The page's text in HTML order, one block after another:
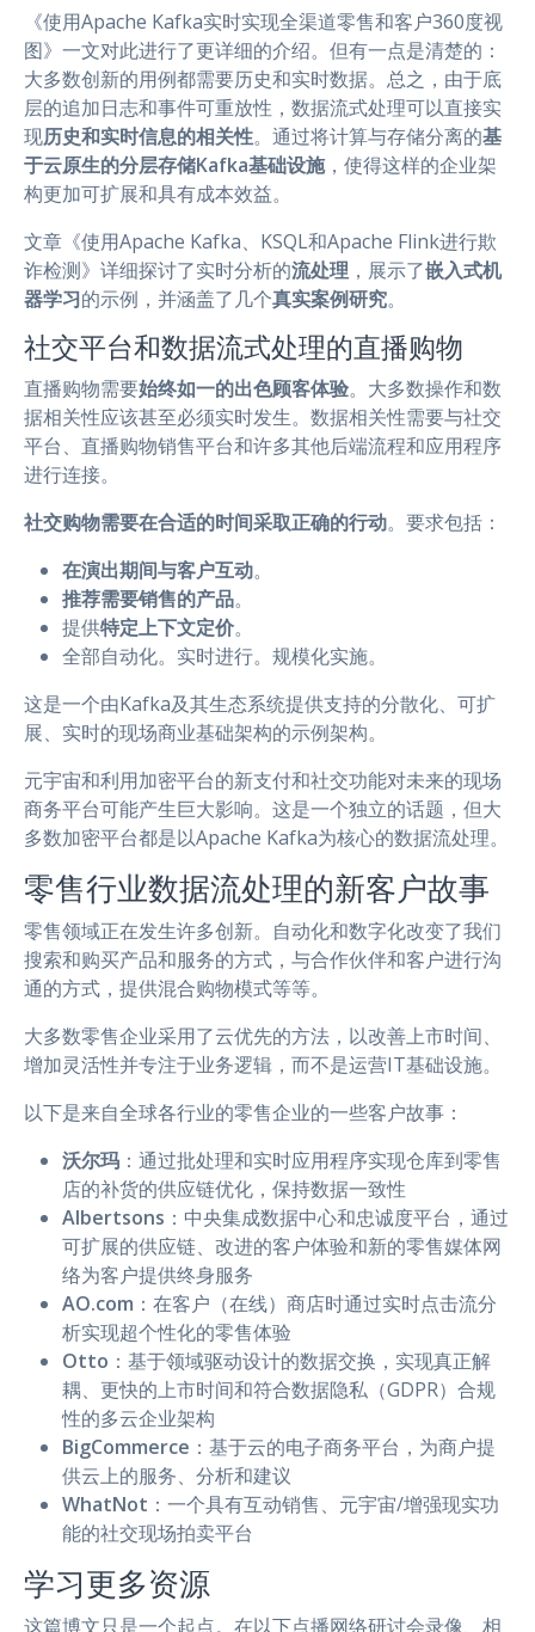
《使用Apache Kafka实时实现全渠道零售和客户360度视
图》一文对此进行了更详细的介绍。但有一点是清楚的：
大多数创新的用例都需要历史和实时数据。总之，由于底
层的追加日志和事件可重放性，数据流式处理可以直接实
现历史和实时信息的相关性。通过将计算与存储分离的基
于云原生的分层存储Kafka基础设施，使得这样的企业架
构更加可扩展和具有成本效益。
文章《使用Apache Kafka、KSQL和Apache Flink进行欺
诈检测》详细探讨了实时分析的流处理 ，展示了嵌入式机
器学习的示例，并涵盖了几个真实案例研究。
社交平台和数据流式处理的直播购物
直播购物需要始终如一的出色顾客体验。大多数操作和数
据相关性应该甚至必须实时发生。数据相关性需要与社交
平台、直播购物销售平台和许多其他后端流程和应用程序
进行连接。
社交购物需要在合适的时间采取正确的行动。要求包括：
在演出期间与客户互动。
推荐需要销售的产品。
提供特定上下文定价。
全部自动化。实时进行。规模化实施。
这是一个由Kafka及其生态系统提供支持的分散化、可扩
展、实时的现场商业基础架构的示例架构。
元宇宙和利用加密平台的新支付和社交功能对未来的现场
商务平台可能产生巨大影响。这是一个独立的话题，但大
多数加密平台都是以Apache Kafka为核心的数据流处理。
零售行业数据流处理的新客户故事
零售领域正在发生许多创新。自动化和数字化改变了我们
搜索和购买产品和服务的方式，与合作伙伴和客户进行沟
通的方式，提供混合购物模式等等。
大多数零售企业采用了云优先的方法，以改善上市时间、
增加灵活性并专注于业务逻辑，而不是运营IT基础设施。
以下是来自全球各行业的零售企业的一些客户故事：
沃尔玛 ：通过批处理和实时应用程序实现仓库到零售
店的补货的供应链优化，保持数据一致性
Albertsons ：中央集成数据中心和忠诚度平台，通过
可扩展的供应链、改进的客户体验和新的零售媒体网
络为客户提供终身服务
AO.com ：在客户（在线）商店时通过实时点击流分
析实现超个性化的零售体验
Otto ：基于领域驱动设计的数据交换，实现真正解
耦、更快的上市时间和符合数据隐私（GDPR）合规
性的多云企业架构
BigCommerce ：基于云的电子商务平台，为商户提
供云上的服务、分析和建议
WhatNot ：一个具有互动销售、元宇宙/增强现实功
能的社交现场拍卖平台
学习更多资源
这篇博文只是一个起点。在以下点播网络研讨会录像、相